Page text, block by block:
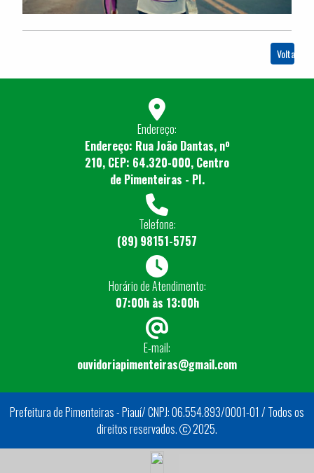
Voltar
Endereço:
Endereço: Rua João Dantas, nº
210, CEP: 64.320-000, Centro
de Pimenteiras - PI.
Telefone:
(89) 98151-5757
Horário de Atendimento:
07:00h às 13:00h
E-mail:
ouvidoriapimenteiras@gmail.com
Prefeitura de Pimenteiras - Piauí/ CNPJ: 06.554.893/0001-01 / Todos os
direitos reservados.
2025.